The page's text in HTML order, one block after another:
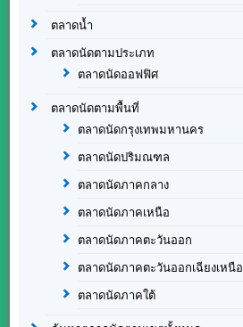
ตลาดน้ำ
ตลาดนัดตามประเภท
ตลาดนัดออฟฟิศ
ตลาดนัดตามพื้นที่
ตลาดนัดกรุงเทพมหานคร
ตลาดนัดปริมณฑล
ตลาดนัดภาคกลาง
ตลาดนัดภาคเหนือ
ตลาดนัดภาคตะวันออก
ตลาดนัดภาคตะวันออกเฉียงเหนือ
ตลาดนัดภาคใต้